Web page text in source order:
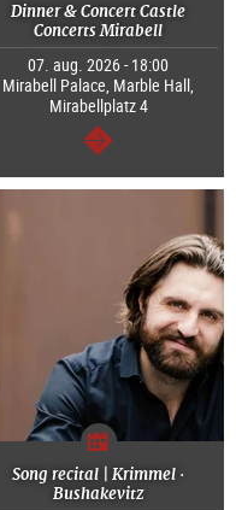
Dinner & Concert Castle
Concerts Mirabell
07. aug. 2026 - 18:00
Mirabell Palace, Marble Hall,
Mirabellplatz 4
Tovább
Song recital | Krimmel ·
Bushakevitz